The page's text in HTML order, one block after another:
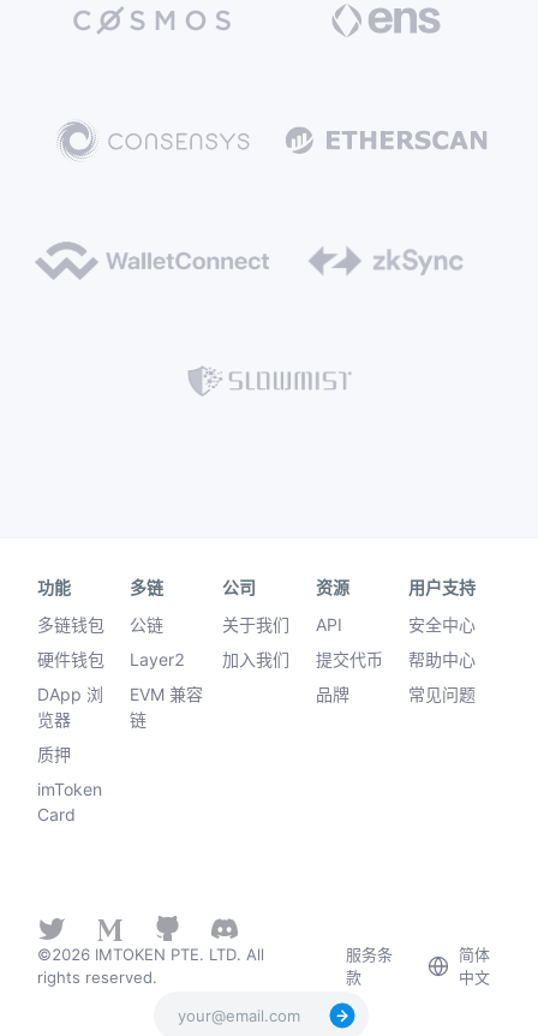
功能
多链钱包
硬件钱包
DApp 浏
览器
质押
imToken
Card
多链
公链
Layer2
EVM 兼容
链
公司
关于我们
加入我们
资源
API
提交代币
品牌
用户支持
安全中心
帮助中心
常见问题
©2026 IMTOKEN PTE. LTD. All
rights reserved.
服务条
款
简体
中文